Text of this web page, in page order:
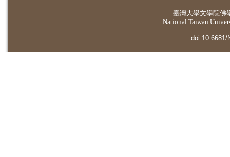
臺灣大學文學院佛
National Taiwan
doi:10.6681/